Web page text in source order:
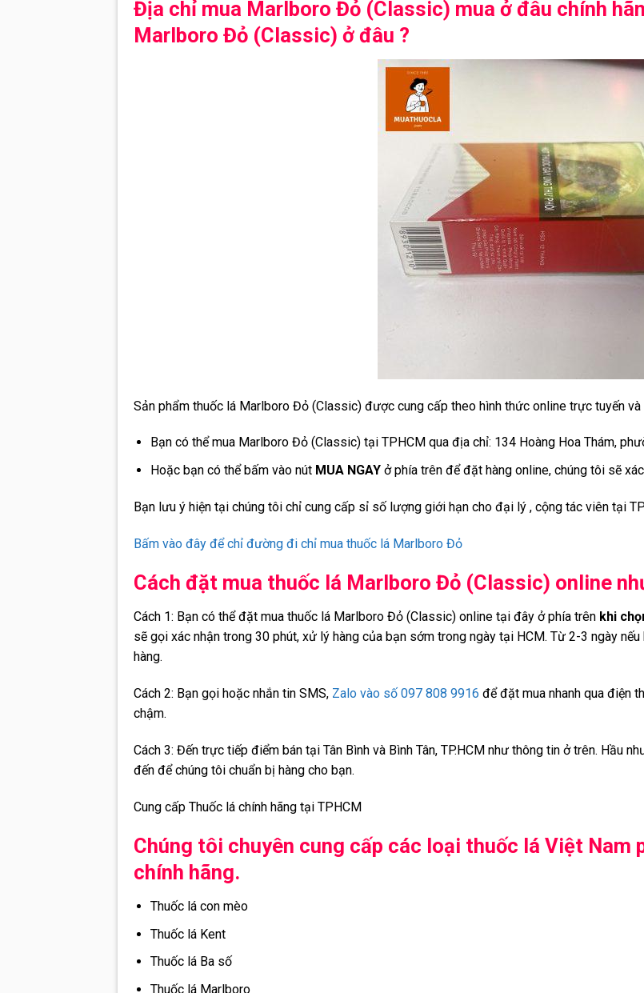
Địa chỉ mua Marlboro Đỏ (Classic) mua ở đâu chính
Marlboro Đỏ (Classic) ở đâu ?
Sản phẩm thuốc lá Marlboro Đỏ (Classic) được cung cấp theo hình thức online trực tuyến và
Bạn có thể mua Marlboro Đỏ (Classic) tại TPHCM qua địa chỉ: 134 Hoàng Hoa Thám,
Hoặc bạn có thể bấm vào nútMUA NGAYở phía trên để đặt hàng online, chúng tôi sẽ
Bạn lưu ý hiện tại chúng tôi chỉ cung cấp sỉ số lượng giới hạn cho đại lý , cộng tác viên tại
Bấm vào đây để chỉ đường đi chỉ mua thuốc lá Marlboro Đỏ
Cách đặt mua thuốc lá Marlboro Đỏ (Classic) online
Cách 1: Bạn có thể đặt mua thuốc lá Marlboro Đỏ (Classic) online tại đây ở phía trên khi
sẽ gọi xác nhận trong 30 phút, xử lý hàng của bạn sớm trong ngày tại HCM. Từ 2-3 ngày
hàng.
Cách 2: Bạn gọi hoặc nhắn tin SMS, Zalo vào số 097 808 9916 để đặt mua nhanh qua điện
chậm.
Cách 3: Đến trực tiếp điểm bán tại Tân Bình và Bình Tân, TP.HCM như thông tin ở trên. Hầu
đến để chúng tôi chuẩn bị hàng cho bạn.
Cung cấp Thuốc lá chính hãng tại TPHCM
Chúng tôi chuyên cung cấp các loại thuốc lá Việt Nam
chính hãng.
Thuốc lá con mèo
Thuốc lá Kent
Thuốc lá Ba số
Thuốc lá Marlboro